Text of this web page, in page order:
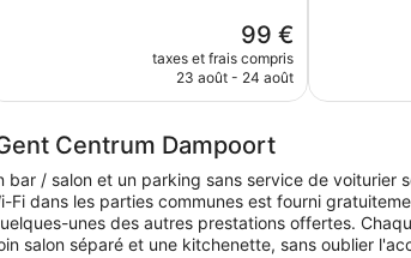
Le
nouveau
prix
99 €
99 €
taxes et frais compris
23 août - 24 août
Centrum Dampoort
bar / salon et un parking sans service de voiturier
Fi dans les parties communes est fourni
unes des autres prestations offertes.
salon séparé et une kitchenette, sans oublier